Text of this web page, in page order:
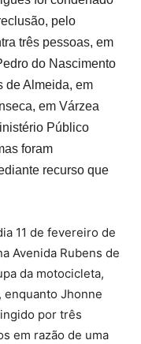
pelo
três pessoas, em
do Nascimento
de Almeida, em
em Várzea
Público
foram
recurso que
11 de fevereiro de
Avenida Rubens de
da motocicleta,
Jhonne
por três
em razão de uma